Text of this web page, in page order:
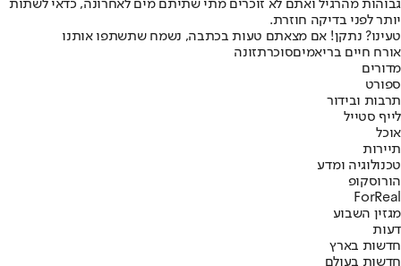
גבוהות מהרגיל ואתם לא זוכרים מתי שתיתם מים לאחרונה, כדאי לשתות
יותר לפני בדיקה חוזרת.
טעינו? נתקן! אם מצאתם טעות בכתבה, נשמח שתשתפו אותנו
אורח חיים בריאמיםסוכרתזונה
מדורים
ספורט
תרבות ובידור
לייף סטייל
אוכל
תיירות
טכנולוגיה ומדע
הורוסקופ
ForReal
מגזין השבוע
דעות
חדשות בארץ
חדשות בעולם